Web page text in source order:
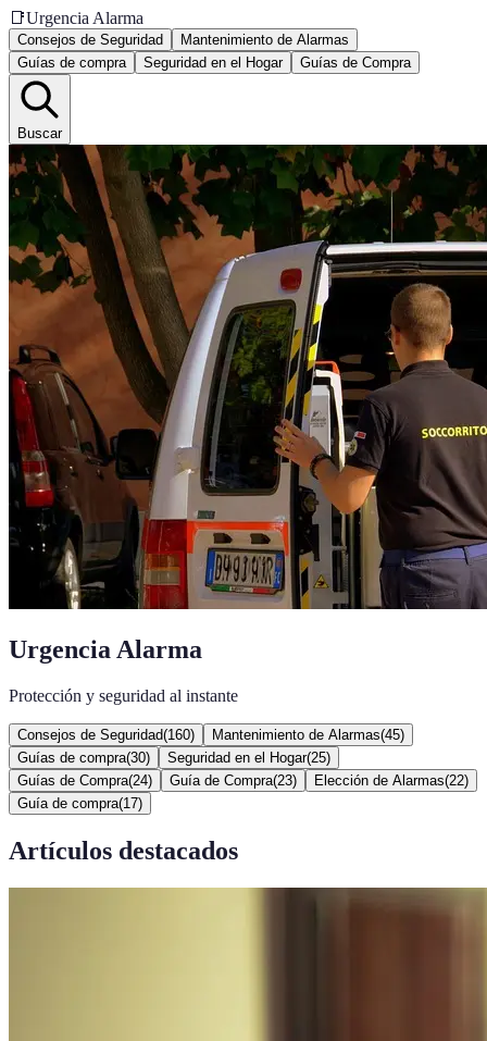
📑Urgencia Alarma
Consejos de Seguridad
Mantenimiento de Alarmas
Guías de compra
Seguridad en el Hogar Guías de Compra
Buscar
Urgencia Alarma
Protección y seguridad al instante
Consejos de Seguridad(160) Mantenimiento de Alarmas(45)
Guías de compra(30) Seguridad en el Hogar(25)
Guías de Compra(24) Guía de Compra(23) Elección de Alarmas(22)
Guía de compra(17)
Artículos destacados